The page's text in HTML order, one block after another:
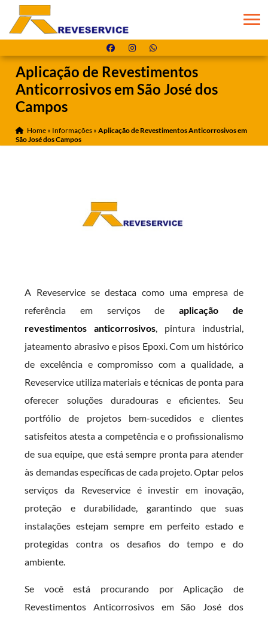
Aplicação de Revestimentos
Anticorrosivos em São José dos
Campos
Home » Informações »Aplicação de Revestimentos Anticorrosivos em
São José dos Campos
A Reveservice se destaca como uma empresa de
referência em serviços deaplicação de
revestimentos anticorrosivos, pintura industrial,
jateamento abrasivo e pisos Epoxi. Com um histórico
de excelência e compromisso com a qualidade, a
Reveservice utiliza materiais e técnicas de ponta para
oferecer soluções duradouras e eficientes. Seu
portfólio de projetos bem-sucedidos e clientes
satisfeitos atesta a competência e o profissionalismo
de sua equipe, que está sempre pronta para atender
às demandas específicas de cada projeto. Optar pelos
serviços da Reveservice é investir em inovação,
proteção e durabilidade, garantindo que suas
instalações estejam sempre em perfeito estado e
protegidas contra os desafios do tempo e do
ambiente.
Se você está procurando por Aplicação de
Revestimentos Anticorrosivos em São José dos